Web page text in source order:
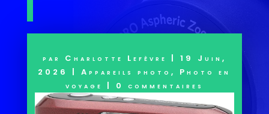
par Charlotte Lefèvre | 19 Juin,
2026
|Appareils photo, Photo en
voyage
| 0 commentaires